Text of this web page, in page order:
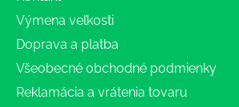
Výmena veľkosti
Doprava a platba
Všeobecné obchodné podmienky
Reklamácia a vrátenia tovaru